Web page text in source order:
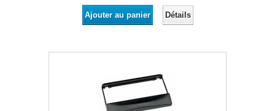
Ajouter au panier Détails